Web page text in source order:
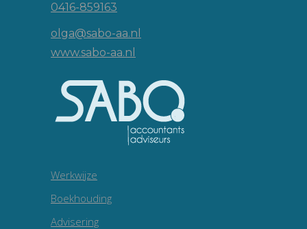
0416-859163
olga@sabo-aa.nl
www.sabo-aa.nl
Werkwijze
Boekhouding
Advisering